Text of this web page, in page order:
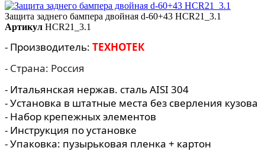
Защита заднего бампера двойная d-60+43 HCR21_3.1
Артикул HCR21_3.1
- Производитель: ТЕХНОТЕК
- Страна: Россия
- Итальянская нержав. сталь AISI 304
- Установка в штатные места без сверления кузова
- Набор крепежных элементов
- Инструкция по установке
- Упаковка: пузырьковая пленка + картон